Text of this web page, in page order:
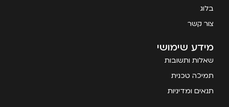
בלוג
צור קשר
מידע שימושי
שאלות ותשובות
תמיכה טכנית
תנאים ומדיניות